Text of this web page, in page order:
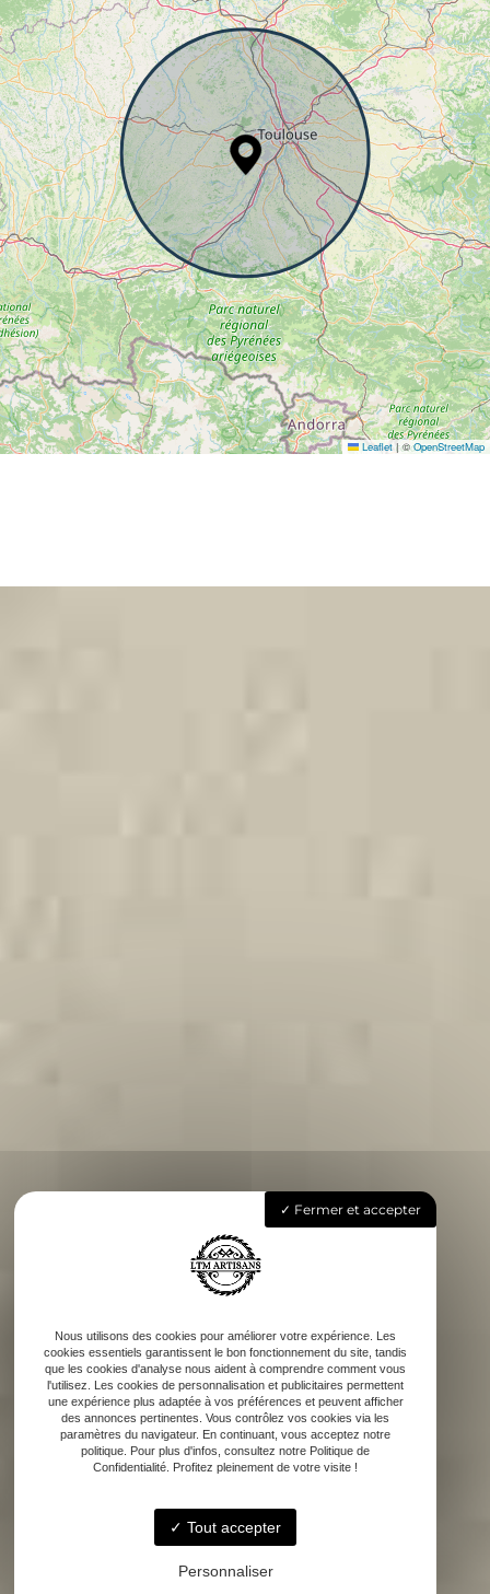
Leaflet |©OpenStreetMap
Fermer et accepter
Nous utilisons des cookies pour améliorer votre expérience. Les
cookies essentiels garantissent le bon fonctionnement du site, tandis
que les cookies d'analyse nous aident à comprendre comment vous
l'utilisez. Les cookies de personnalisation et publicitaires permettent
une expérience plus adaptée à vos préférences et peuvent afficher
des annonces pertinentes. Vous contrôlez vos cookies via les
paramètres du navigateur. En continuant, vous acceptez notre
politique. Pour plus d'infos, consultez notre Politique de
Confidentialité. Profitez pleinement de votre visite !
Tout accepter
Personnaliser